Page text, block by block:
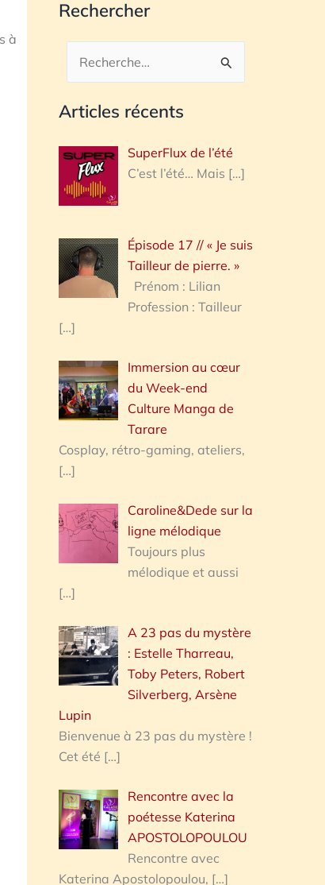
à
Rechercher
Rechercher :
Articles récents
SuperFlux de l’été
C’est l’été… Mais […]
Épisode 17 // « Je suis
Tailleur de pierre. »
Prénom : Lilian
Profession : Tailleur
[…]
Immersion au cœur
du Week-end
Culture Manga de
Tarare
Cosplay, rétro-gaming, ateliers,
[…]
Caroline&Dede sur la
ligne mélodique
Toujours plus
mélodique et aussi
[…]
A 23 pas du mystère
: Estelle Tharreau,
Toby Peters, Robert
Silverberg, Arsène
Lupin
Bienvenue à 23 pas du mystère !
Cet été […]
Rencontre avec la
poétesse Katerina
APOSTOLOPOULOU
Rencontre avec
Katerina Apostolopoulou, […]